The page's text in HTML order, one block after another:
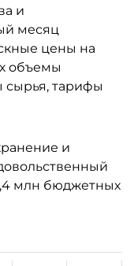
и
месяц
цены на
объемы
сырья, тарифы
и
млн бюджетных